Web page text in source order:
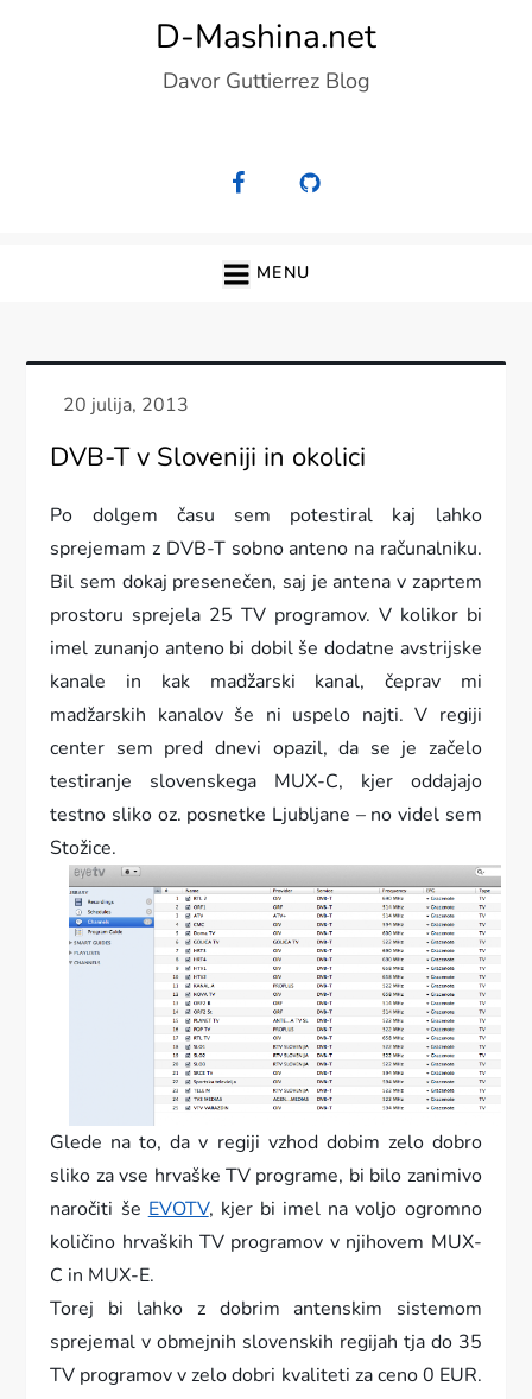
D-Mashina.net
Davor Guttierrez Blog
MENU
DVB-T v Sloveniji in okolici
Po dolgem času sem potestiral kaj lahko
sprejemam z DVB-T sobno anteno na računalniku.
Bil sem dokaj presenečen, saj je antena v zaprtem
prostoru sprejela 25 TV programov. V kolikor bi
imel zunanjo anteno bi dobil še dodatne avstrijske
kanale in kak madžarski kanal, čeprav mi
madžarskih kanalov še ni uspelo najti. V regiji
center sem pred dnevi opazil, da se je začelo
testiranje slovenskega MUX-C, kjer oddajajo
testno sliko oz. posnetke Ljubljane – no videl sem
Stožice.
Glede na to, da v regiji vzhod dobim zelo dobro
sliko za vse hrvaške TV programe, bi bilo zanimivo
naročiti še EVOTV, kjer bi imel na voljo ogromno
količino hrvaških TV programov v njihovem MUX-
C in MUX-E.
Torej bi lahko z dobrim antenskim sistemom
sprejemal v obmejnih slovenskih regijah tja do 35
TV programov v zelo dobri kvaliteti za ceno 0 EUR.